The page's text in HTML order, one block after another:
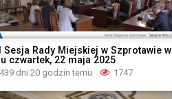
Sesja Rady Miejskiej w Szprotawie w
czwartek, 22 maja 2025
439 dni 20 godzin temu 1747